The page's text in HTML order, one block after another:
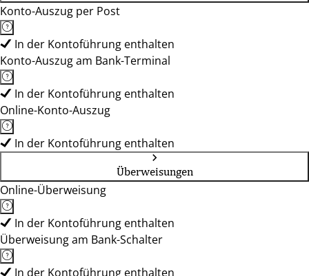
Konto-Auszug per Post
In der Kontoführung enthalten
Konto-Auszug am Bank-Terminal
In der Kontoführung enthalten
Online-Konto-Auszug
In der Kontoführung enthalten
Überweisungen
Online-Überweisung
In der Kontoführung enthalten
Überweisung am Bank-Schalter
In der Kontoführung enthalten